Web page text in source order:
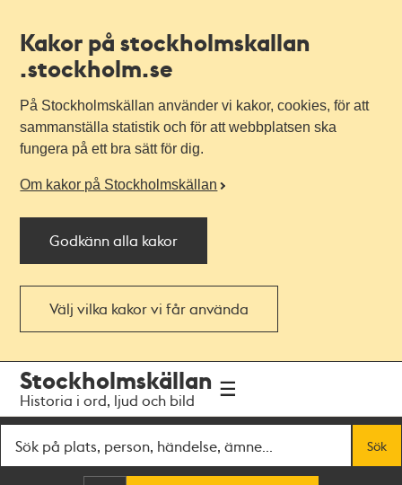
Kakor på stockholmskallan
.stockholm.se
På Stockholmskällan använder vi kakor, cookies, för att
sammanställa statistik och för att webbplatsen ska
fungera på ett bra sätt för dig.
Om kakor på Stockholmskällan
Godkänn alla kakor
Välj vilka kakor vi får använda
navigationen
huvudinnehållet
Stockholmskällan
Historia i ord, ljud och bild
Sök